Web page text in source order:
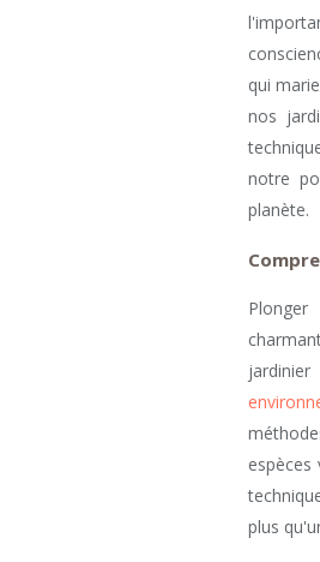
qui
nos
notre
planète.
Plonger
plus